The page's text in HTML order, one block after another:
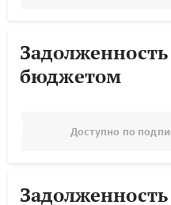
бюджетом
Доступно по